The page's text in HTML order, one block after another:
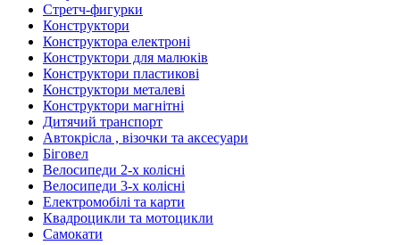
Стретч-фигурки
Конструктори
Конструктора електроні
Конструктори для малюків
Конструктори пластикові
Конструктори металеві
Конструктори магнітні
Дитячий транспорт
Автокрісла , візочки та аксесуари
Біговел
Велосипеди 2-х колісні
Велосипеди 3-х колісні
Електромобілі та карти
Квадроцикли та мотоцикли
Самокати